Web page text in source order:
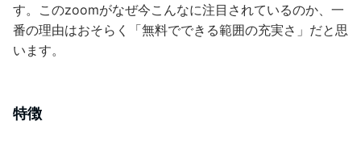
す。このzoomがなぜ今こんなに注目されているのか、一
番の理由はおそらく「無料でできる範囲の充実さ」だと思
います。
特徴